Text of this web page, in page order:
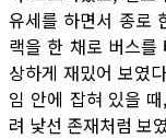
유세를 하면서 종로
랙을 한 채로 버스를
상하게 재밌어 보였
임 안에 잡혀 있을
려 낯선 존재처럼 보